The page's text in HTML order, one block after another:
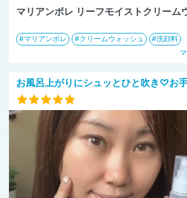
マリアンボレ リーフモイストクリーム
マリアンボレ クリームウォッシュ
洗顔料
お風呂上がりにシュッとひと吹き♡お